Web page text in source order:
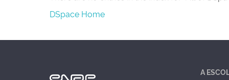
DSpace Home
A